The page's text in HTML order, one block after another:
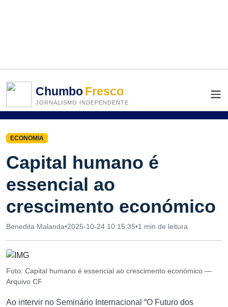
ChumboFresco
JORNALISMO INDEPENDENTE
ECONOMIA
Capital humano é
essencial ao
crescimento económico
Benedita Malanda•2025-10-24 10:15:35•1 min de leitura
Foto: Capital humano é essencial ao crescimento económico —
Arquivo CF
Ao intervir no Seminário Internacional “O Futuro dos